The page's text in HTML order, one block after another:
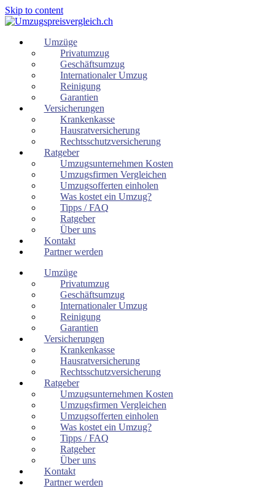
Skip to content
Umzüge
Privatumzug
Geschäftsumzug
Internationaler Umzug
Reinigung
Garantien
Versicherungen
Krankenkasse
Hausratversicherung
Rechtsschutzversicherung
Ratgeber
Umzugsunternehmen Kosten
Umzugsfirmen Vergleichen
Umzugsofferten einholen
Was kostet ein Umzug?
Tipps / FAQ
Ratgeber
Über uns
Kontakt
Partner werden
Umzüge
Privatumzug
Geschäftsumzug
Internationaler Umzug
Reinigung
Garantien
Versicherungen
Krankenkasse
Hausratversicherung
Rechtsschutzversicherung
Ratgeber
Umzugsunternehmen Kosten
Umzugsfirmen Vergleichen
Umzugsofferten einholen
Was kostet ein Umzug?
Tipps / FAQ
Ratgeber
Über uns
Kontakt
Partner werden